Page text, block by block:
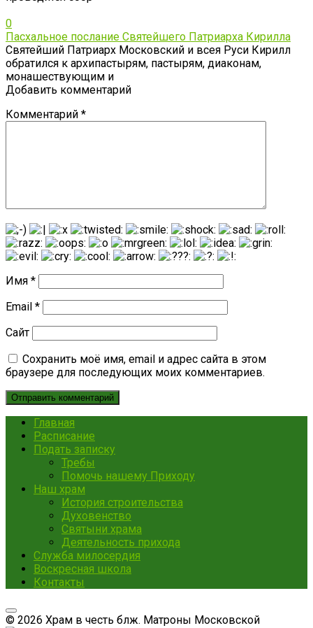
0
Пасхальное послание Святейшего Патриарха Кирилла
Святейший Патриарх Московский и всея Руси Кирилл
обратился к архипастырям, пастырям, диаконам,
монашествующим и
Добавить комментарий
Комментарий *
Имя *
Email *
Сайт
Сохранить моё имя, email и адрес сайта в этом
браузере для последующих моих комментариев.
Главная
Расписание
Подать записку
Требы
Помочь нашему Приходу
Наш храм
История строительства
Духовенство
Святыни храма
Деятельность прихода
Служба милосердия
Воскресная школа
Контакты
© 2026 Храм в честь блж. Матроны Московской